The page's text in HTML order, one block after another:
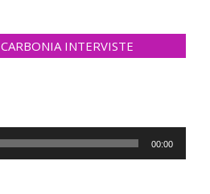
INTERVISTE
00:00